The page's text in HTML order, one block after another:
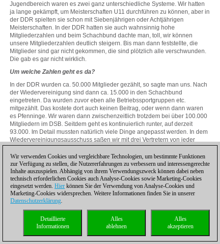
Jugendbereich waren es zwei ganz unterschiedliche Systeme. Wir hatten
ja lange gekämpft, um Meisterschaften U11 durchführen zu können, aber in
der DDR spielten sie schon mit Siebenjährigen oder Achtjährigen
Meisterschaften. In der DDR hatten sie auch wahnsinnig hohe
Mitgliederzahlen und beim Schachbund dachte man, toll, wir können
unsere Mitgliederzahlen deutlich steigern. Bis man dann feststellte, die
Mitglieder sind gar nicht gekommen, die sind plötzlich alle verschwunden.
Die gab es gar nicht wirklich.
Um welche Zahlen geht es da?
In der DDR wurden ca. 50.000 Mitglieder gezählt, so sagte man uns. Nach
der Wiedervereinigung sind dann ca. 15.000 in den Schachbund
eingetreten. Da wurden zuvor eben alle Betriebssportgruppen etc.
mitgezählt. Das kostete dort auch keinen Beitrag, oder wenn dann waren
es Pfenninge. Wir waren dann zwischenzeitlich trotzdem bei über 100.000
Mitgliedern im DSB. Seitdem geht es kontinuierlich runter, auf derzeit
93.000. Im Detail mussten natürlich viele Dinge angepasst werden. In dem
Wiedervereinigungsausschuss saßen wir mit drei Vertretern von jeder
Seite, bei uns waren das Klaus Deventer, Rainer Dambach und ich. Dort
haben wir das dann besprochen. Die DDR hatte ja ein irres Meisterschafts-
und Ligasystem. Die Schachfreunde in der DDR konnten nicht international
spielen. Also hat man zum Ausgleich viele Spielmöglichkeiten geschaffen,
Pioniermeisterschaften, etc. Das konnten wir ja nicht alles übernehmen.
Natürlich wollten sie möglichst viel retten.
Ein weiteres interessantes Thema ist das Mädchenschach, oder
viele Mädchen, die auch im Wettbewerb gerne spielen. Aber irgendwann
hören sie auf, und es bleiben nur die Jungs übrig. Woran liegt das? Was
kann man tun, um mehr Mädchen im Schach zu halten und damit später
Wir verwenden Cookies und vergleichbare Technologien, um bestimmte Funktionen
zur Verfügung zu stellen, die Nutzererfahrungen zu verbessern und interessengerechte
Inhalte auszuspielen. Abhängig von ihrem Verwendungszweck können dabei neben
technisch erforderlichen Cookies auch Analyse-Cookies sowie Marketing-Cookies
eingesetzt werden. Hier können Sie der Verwendung von Analyse-Cookies und
Marketing-Cookies widersprechen. Weitere Informationen finden Sie in unserer
Datenschutzerklärung.
Alles
akzeptieren
Alles
ablehnen
Detaillierte
Informationen